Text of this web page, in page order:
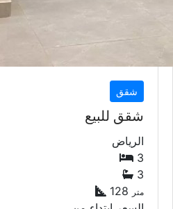
شقق
شقق للبيع
الرياض
3
3
128
متر